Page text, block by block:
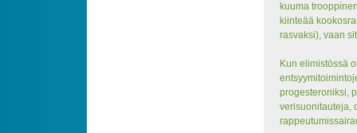
kuuma
kiinteää
rasvaksi), vaan
Kun elimistössä
progesteroniksi,
verisuonitauteja,